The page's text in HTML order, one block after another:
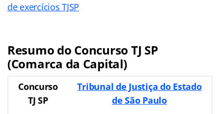
de exercícios TJSP
Resumo do Concurso TJ SP
(Comarca da Capital)
Concurso
TJ SP
Tribunal de Justiça do Estado
de São Paulo